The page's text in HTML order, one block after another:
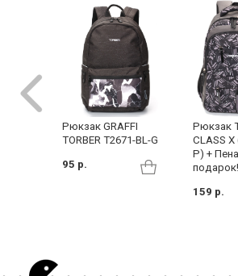
Рюкзак GRAFFI
TORBER T2671-BL-G
95 р.
Рюкзак
CLASS X
P) +
подарок!
159 р.